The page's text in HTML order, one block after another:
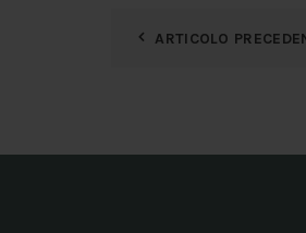
ARTICOLO